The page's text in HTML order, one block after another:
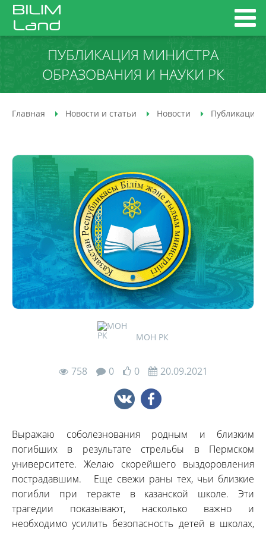
ПУБЛИКАЦИЯ МИНИСТРА
ОБРАЗОВАНИЯ И НАУКИ РК
Главная Новости и статьи Новости Публикация
МОН РК
758 0 0 20.09.2021
Выражаю соболезнования родным и близким
погибших в результате стрельбы в Пермском
университете. Желаю скорейшего выздоровления
пострадавшим. Еще свежи раны тех, чьи близкие
погибли при теракте в казанской школе. Эти
трагедии показывают, насколько важно и
необходимо усилить безопасность детей в школах,